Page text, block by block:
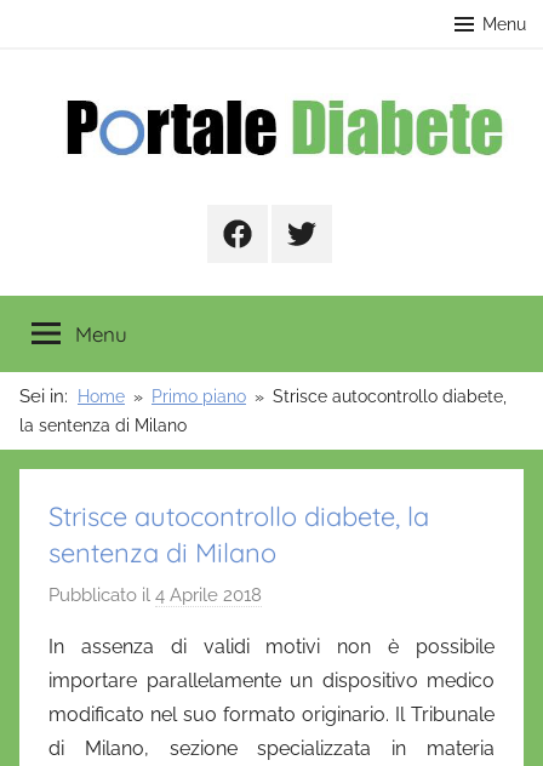
Menu
FacebookTwitter
Menu
Sei in: Home Primo piano
Strisce autocontrollo diabete,
la sentenza di Milano
Strisce autocontrollo diabete, la
sentenza di Milano
Pubblicato il 4 Aprile 2018
D
a
n
i
In assenza di validi motivi non è possibile
importare parallelamente un dispositivo medico
modificato nel suo formato originario. Il Tribunale
di Milano, sezione specializzata in materia